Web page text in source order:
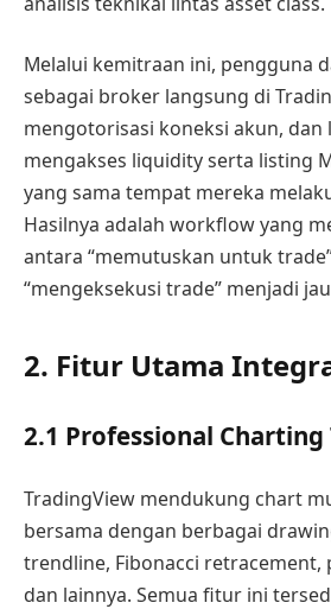
Melalui kemitraan ini, pengguna
sebagai broker langsung di
mengotorisasi koneksi akun, dan
mengakses liquidity serta listing
yang sama tempat mereka
Hasilnya adalah workflow yang
antara “memutuskan untuk
“mengeksekusi trade” menjadi
2. Fitur Utama
2.1 Professional Charting
TradingView mendukung chart
bersama dengan berbagai
trendline, Fibonacci
dan lainnya. Semua fitur ini